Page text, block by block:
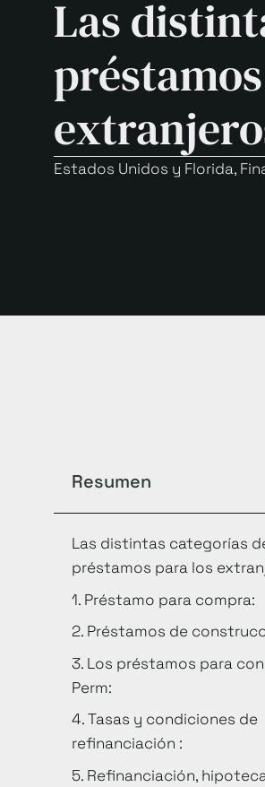
Las
Estados Unidos y Florida,
Resumen
Las distintas categorías
préstamos para los
1. Préstamo para compra:
2. Préstamos de
3. Los préstamos para
Perm:
4. Tasas y condiciones de
refinanciación :
5. Refinanciación,